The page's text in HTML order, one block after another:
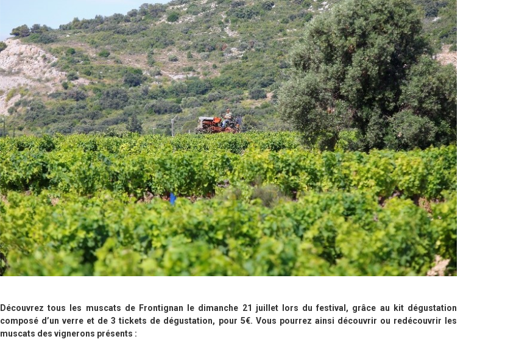
Découvrez tous les muscats de Frontignan le dimanche 21 juillet lors du festival, grâce au kit dégustation
composé d’un verre et de 3 tickets de dégustation, pour 5€. Vous pourrez ainsi découvrir ou redécouvrir les
muscats des vignerons présents :